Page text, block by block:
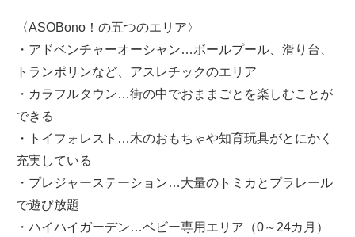
〈ASOBono！の五つのエリア〉
・アドベンチャーオーシャン…ボールプール、滑り台、
トランポリンなど、アスレチックのエリア
・カラフルタウン…街の中でおままごとを楽しむことが
できる
・トイフォレスト…木のおもちゃや知育玩具がとにかく
充実している
・プレジャーステーション…大量のトミカとプラレール
で遊び放題
・ハイハイガーデン…ベビー専用エリア（0～24カ月）